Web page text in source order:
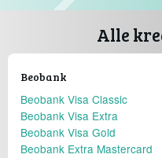
Alle
Beobank
Beobank Visa Classic
Beobank Visa Extra
Beobank Visa Gold
Beobank Extra Mastercard